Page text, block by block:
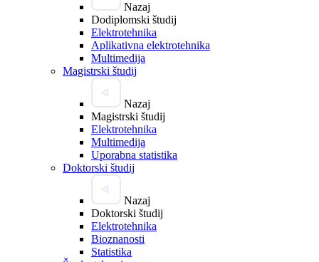
Nazaj
Dodiplomski študij
Elektrotehnika
Aplikativna elektrotehnika
Multimedija
Magistrski študij
Nazaj
Magistrski študij
Elektrotehnika
Multimedija
Uporabna statistika
Doktorski študij
Nazaj
Doktorski študij
Elektrotehnika
Bioznanosti
Statistika